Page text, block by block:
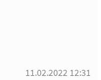
11.02.2022 12:31